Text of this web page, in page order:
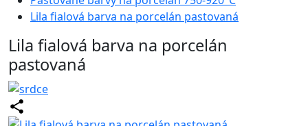
Lila fialová barva na porcelán pastovaná
Lila fialová barva na porcelán
pastovaná